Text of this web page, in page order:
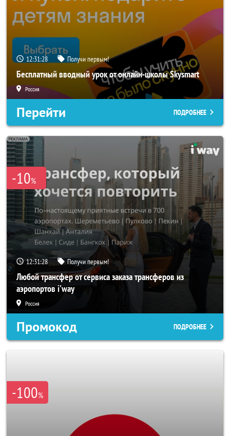
12:31:26 Получи первым!
Бесплатный вводный урок от онлайн-школы Skysmart
Россия
Перейти ПОДРОБНЕЕ
-10%
12:31:26 Получи первым!
Любой трансфер от сервиса заказа трансферов из
аэропортов i'way
Россия
Промокод ПОДРОБНЕЕ
-100%